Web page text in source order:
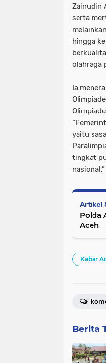
Zainudin
serta
hingga
olahraga
Ia
yaitu
tingkat
Artikel
Polda
Aceh
Kabar
Berita